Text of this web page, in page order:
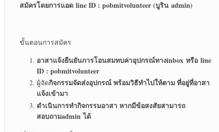
สมัครโดยการแอดline ID : pobmitvolunteer (บูรินadmin)
ขั้นตอนการสมัคร
อาสาแจ้งยืนยันการโอนสมทบค่าอุปกรณ์ทางinbox หรือline
ID : pobmitvolunteer
ผู้จัดกิจกรรมจัดส่งอุปกรณ์ พร้อมวิธีทำไปให้ตาม ที่อยู่ที่อาสา
แจ้งเข้ามา
ดำเนินการทำกิจกรรมอาสา หากมีข้อสงสัยสามารถ
สอบถามadminได้